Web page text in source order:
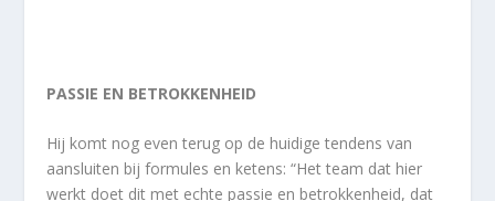
PASSIE EN BETROKKENHEID
Hij komt nog even terug op de huidige tendens van
aansluiten bij formules en ketens: “Het team dat hier
werkt doet dit met echte passie en betrokkenheid, dat